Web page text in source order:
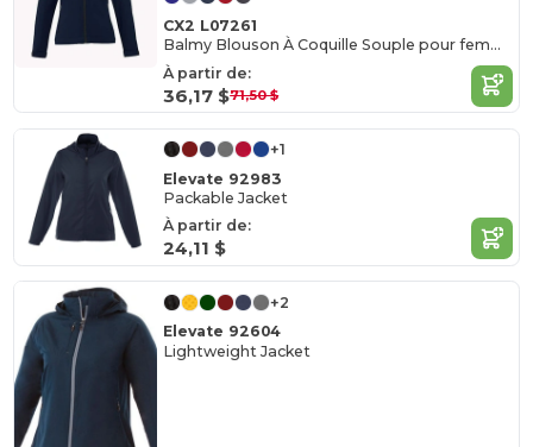
CX2 L07261
Balmy Blouson À Coquille Souple pour femme
À partir de:
36,17 $71,50 $
+1
Elevate 92983
Packable Jacket
À partir de:
24,11 $
+2
Elevate 92604
Lightweight Jacket